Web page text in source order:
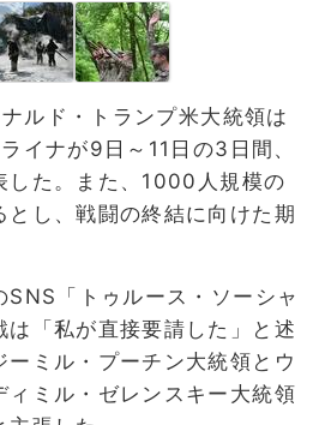
ルド・トランプ米大統領は
イナが9日～11日の3日間、
した。また、1000人規模の
とし、戦闘の終結に向けた期
SNS「トゥルース・ソーシャ
は「私が直接要請した」と述
ミル・プーチン大統領とウ
ィミル・ゼレンスキー大統領